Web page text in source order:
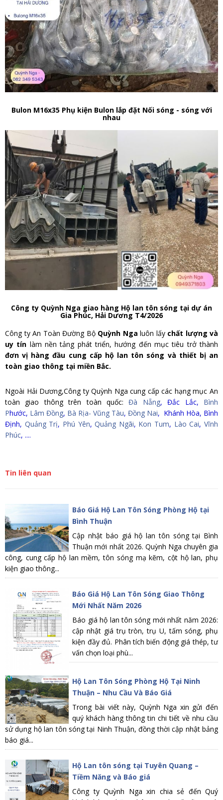
Bulon M16x35 Phụ kiện Bulon lắp đặt Nối sóng - sóng với
nhau
Công ty Quỳnh Nga giao hàng Hộ lan tôn sóng tại dự án
Gia Phúc, Hải Dương T4/2026
Công ty An Toàn Đường BộQuỳnh Nga luôn lấy chất lượng và
uy tín làm nền tảng phát triển, hướng đến mục tiêu trở thành
đơn vị hàng đầu cung cấp hộ lan tôn sóng và thiết bị an
toàn giao thông tại miền Bắc.
Ngoài Hải Dương,Công ty Quỳnh Nga cung cấp các hạng mục An
toàn giao thông trên toàn quốc:Đà Nẵng,Đắc Lắc, Bình
Phước, Lâm Đồng, Bà Rịa- Vũng Tàu, Đồng Nai, Khánh Hòa, Bình
Định, Quảng Trị, Phú Yên,Quảng Ngãi, Kon Tum, Lào Cai,Vĩnh
Phúc, ....
Tin liên quan
Báo Giá Hộ Lan Tôn Sóng Phòng Hộ tại
Bình Thuận
Cập nhật báo giá hộ lan tôn sóng tại Bình
Thuận mới nhất 2026. Quỳnh Nga chuyên gia
công, cung cấp hộ lan mềm, tôn sóng mạ kẽm, cột hộ lan, phụ
kiện giao thông...
Báo Giá Hộ Lan Tôn Sóng Giao Thông
Mới Nhất Năm 2026
Báo giá hộ lan tôn sóng mới nhất năm 2026:
cập nhật giá trụ tròn, trụ U, tấm sóng, phụ
kiện đầy đủ. Phân tích biến động giá thép, tư
vấn chọn loại phù...
Hộ Lan Tôn Sóng Phòng Hộ Tại Ninh
Thuận – Nhu Cầu Và Báo Giá
Trong bài viết này, Quỳnh Nga xin gửi đến
quý khách hàng thông tin chi tiết về nhu cầu
sử dụng hộ lan tôn sóng tại Ninh Thuận, đồng thời cập nhật bảng
báo giá...
Hộ Lan tôn sóng tại Tuyên Quang –
Tiềm Năng và Báo giá
Công ty Quỳnh Nga xin chia sẻ đến Quý